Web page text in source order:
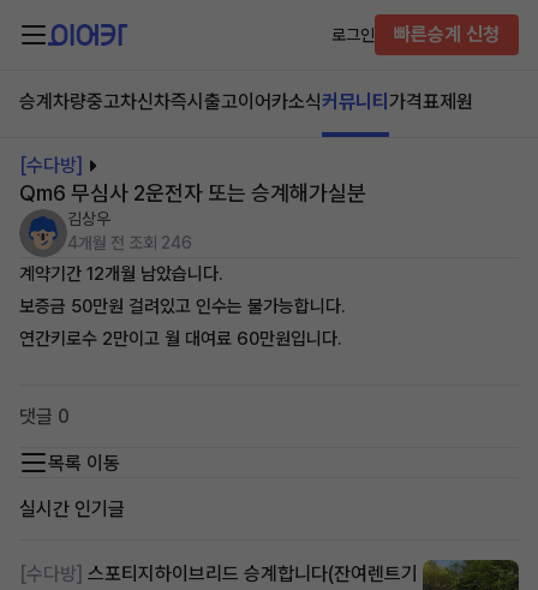
로그인 빠른승계 신청
승계차량중고차신차즉시출고이어카소식커뮤니티 가격표제원
[수다방]
Qm6 무심사 2운전자 또는 승계해가실분
김상우
4개월 전 조회 246
계약기간 12개월 남았습니다.
보증금 50만원 걸려있고 인수는 불가능합니다.
연간키로수 2만이고 월 대여료 60만원입니다.
댓글 0
목록 이동
실시간 인기글
[수다방] 스포티지하이브리드 승계합니다(잔여렌트기